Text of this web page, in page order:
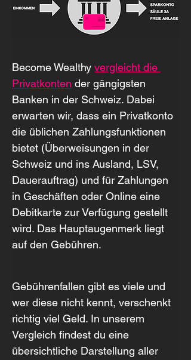
Become Wealthy vergleicht die
Privatkonten der gängigsten
Banken in der Schweiz. Dabei
erwarten wir, dass ein Privatkonto
die üblichen Zahlungsfunktionen
bietet (Überweisungen in der
Schweiz und ins Ausland, LSV,
Dauerauftrag) und für Zahlungen
in Geschäften oder Online eine
Debitkarte zur Verfügung gestellt
wird. Das Hauptaugenmerk liegt
auf den Gebühren.
Gebührenfallen gibt es viele und
wer diese nicht kennt, verschenkt
richtig viel Geld. In unserem
Vergleich findest du eine
übersichtliche Darstellung aller